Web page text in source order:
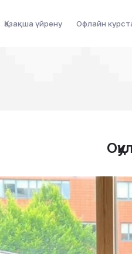
Қазақша үйрену Офлайн